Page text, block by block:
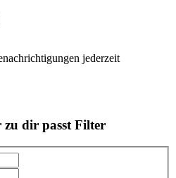
jederzeit
zu dir passt Filter